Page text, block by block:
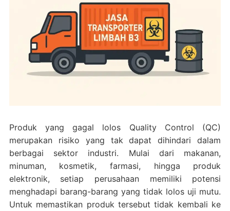
Produk yang gagal lolos Quality Control (QC)
merupakan risiko yang tak dapat dihindari dalam
berbagai sektor industri. Mulai dari makanan,
minuman, kosmetik, farmasi, hingga produk
elektronik, setiap perusahaan memiliki potensi
menghadapi barang-barang yang tidak lolos uji mutu.
Untuk memastikan produk tersebut tidak kembali ke